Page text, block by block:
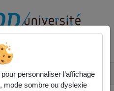
l'environnement
personnaliser l’affichage
mode sombre ou dyslexie